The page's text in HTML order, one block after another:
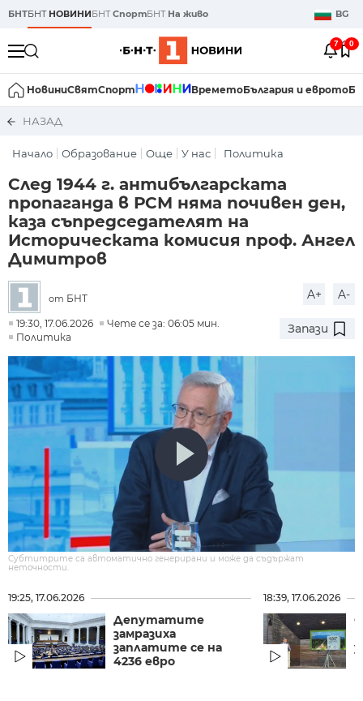
БНТБНТ НОВИНИБНТСпортБНТ На живо BG
7 0
НовиниСвятСпорт ВреметоБългария и еврото
НАЗАД
Начало Образование Още У нас Политика
След 1944 г. антибългарската
пропаганда в РСМ няма почивен ден,
каза съпредседателят на
Историческата комисия проф. Ангел
Димитров
от БНТ A+ A-
19:30, 17.06.2026
Чете се за: 06:05 мин.
Политика
Запази
Субтитрите са автоматично генерирани и може да съдържат
неточности.
19:25, 17.06.2026
Депутатите
замразиха
заплатите се на
4236 евро
18:39, 17.06.2026